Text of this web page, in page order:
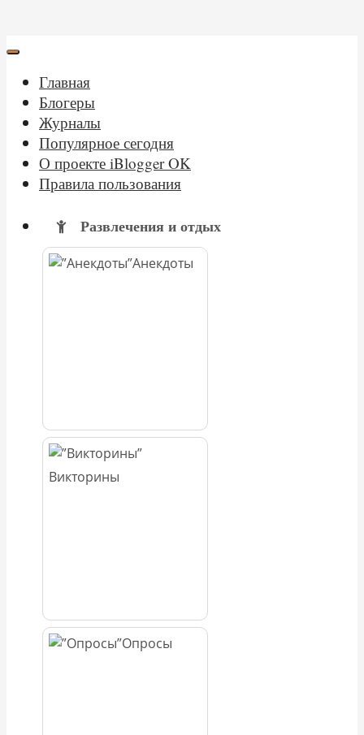
Главная
Блогеры
Журналы
Популярное сегодня
О проекте iBlogger OK
Правила пользования
Развлечения и отдых
Анекдоты
Викторины
Опросы